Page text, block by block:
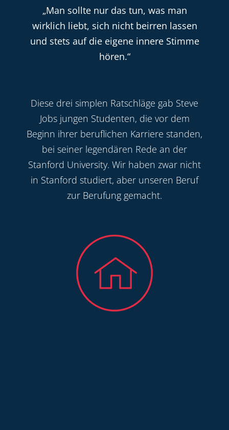
„Man sollte nur das tun, was man
wirklich liebt, sich nicht beirren lassen
und stets auf die eigene innere Stimme
hören.“
Diese drei simplen Ratschläge gab Steve
Jobs jungen Studenten, die vor dem
Beginn ihrer beruflichen Karriere standen,
bei seiner legendären Rede an der
Stanford University. Wir haben zwar nicht
in Stanford studiert, aber unseren Beruf
zur Berufung gemacht.